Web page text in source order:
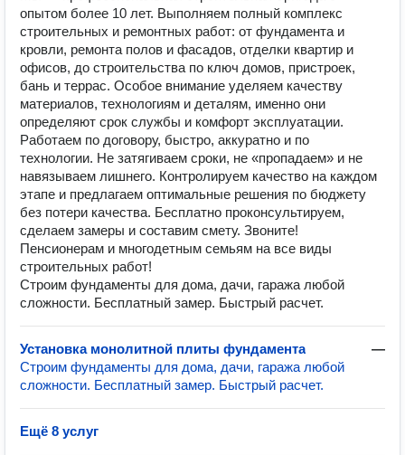
опытом более 10 лет. Выполняем полный комплекс
строительных и ремонтных работ: от фундамента и
кровли, ремонта полов и фасадов, отделки квартир и
офисов, до строительства по ключ домов, пристроек,
бань и террас. Особое внимание уделяем качеству
материалов, технологиям и деталям, именно они
определяют срок службы и комфорт эксплуатации.
Работаем по договору, быстро, аккуратно и по
технологии. Не затягиваем сроки, не «пропадаем» и не
навязываем лишнего. Контролируем качество на каждом
этапе и предлагаем оптимальные решения по бюджету
без потери качества. Бесплатно проконсультируем,
сделаем замеры и составим смету. Звоните!
Пенсионерам и многодетным семьям на все виды
строительных работ!
Строим фундаменты для дома, дачи, гаража любой
сложности. Бесплатный замер. Быстрый расчет.
Установка монолитной плиты фундамента
—
Строим фундаменты для дома, дачи, гаража любой
сложности. Бесплатный замер. Быстрый расчет.
Ещё 8 услуг